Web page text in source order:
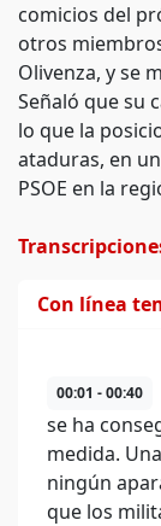
comicios del
otros
Olivenza, y se
Señaló que su
lo que la
ataduras, en
PSOE en la
Con línea
00:01 - 00:40
se ha
medida.
ningún
que los